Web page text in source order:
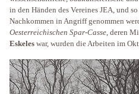
in den Händen des Vereines JEA, und
Nachkommen in Angriff genommen
Oesterreichischen Spar-Casse, deren
Eskeles war, wurden die Arbeiten im